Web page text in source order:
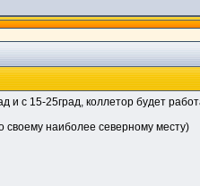
и с 15-25град, коллетор будет
своему наиболее северному месту)